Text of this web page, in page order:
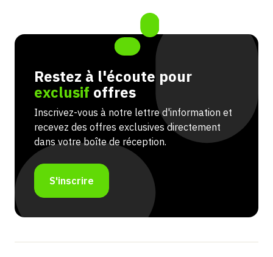
Restez à l'écoute pour
exclusif offres
Inscrivez-vous à notre lettre d'information et
recevez des offres exclusives directement
dans votre boîte de réception.
S'inscrire